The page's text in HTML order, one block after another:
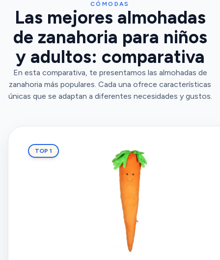
CÓMODAS
Las mejores almohadas
de zanahoria para niños
y adultos: comparativa
En esta comparativa, te presentamos las almohadas de
zanahoria más populares. Cada una ofrece características
únicas que se adaptan a diferentes necesidades y gustos.
TOP 1